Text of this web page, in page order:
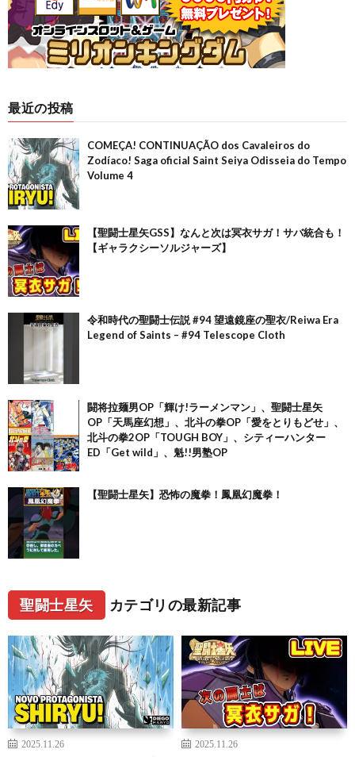
最近の投稿
COMEÇA! CONTINUAÇÃO dos Cavaleiros do
Zodíaco! Saga oficial Saint Seiya Odisseia do Tempo
Volume 4
【聖闘士星矢GSS】なんと次は冥衣サガ！サバ統合も！
【ギャラクシーソルジャーズ】
令和時代の聖闘士伝説 #94 望遠鏡座の聖衣/Reiwa Era
Legend of Saints – #94 Telescope Cloth
闘将拉麺男OP「輝け!ラーメンマン」、聖闘士星矢
OP「天馬座幻想」、北斗の拳OP「愛をとりもどせ」、
北斗の拳2OP「TOUGH BOY」、シティーハンター
ED「Get wild」、魁!!男塾OP
【聖闘士星矢】恐怖の魔拳！鳳凰幻魔拳！
聖闘士星矢 カテゴリの最新記事
2025.11.26 2025.11.26